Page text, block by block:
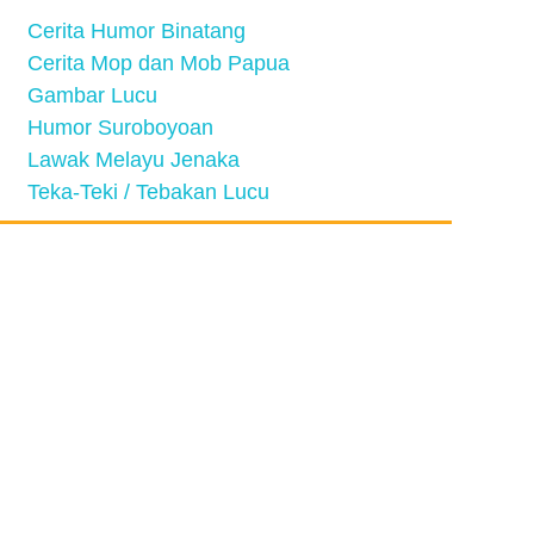
Cerita Humor Binatang
Cerita Mop dan Mob Papua
Gambar Lucu
Humor Suroboyoan
Lawak Melayu Jenaka
Teka-Teki / Tebakan Lucu